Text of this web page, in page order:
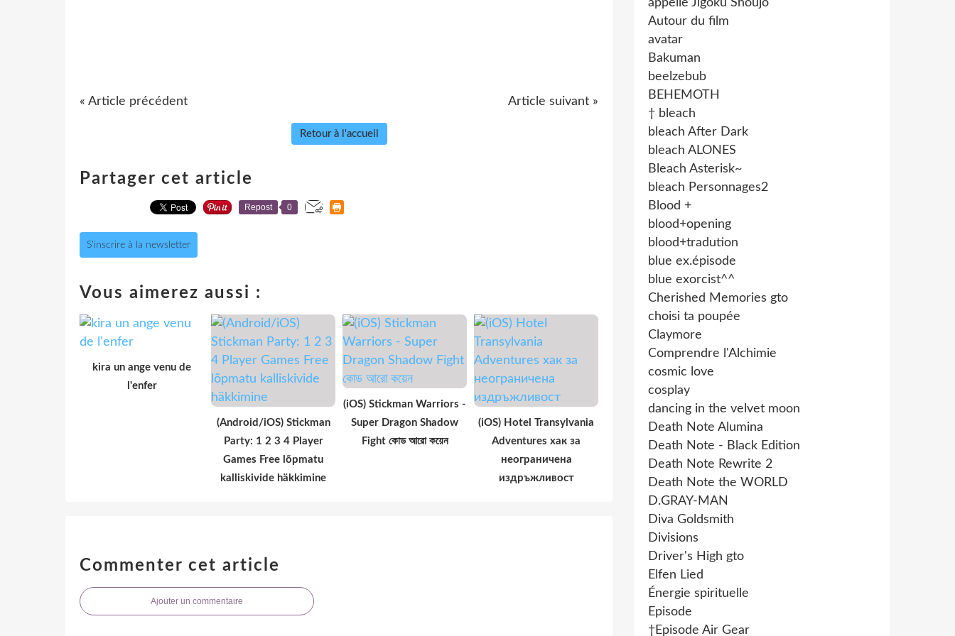
« Article précédent Article suivant »
Retour à l'accueil
Partager cet article
Repost 0
S'inscrire à la newsletter
Vous aimerez aussi :
kira un ange venu de
l'enfer
(Android/iOS) Stickman
Party: 1 2 3 4 Player
Games Free lõpmatu
kalliskivide häkkimine
(iOS) Stickman Warriors -
Super Dragon Shadow
Fight কোড আরো কয়েন
(iOS) Hotel Transylvania
Adventures хак за
неограничена
издръжливост
Commenter cet article
Ajouter un commentaire
appelle Jigoku Shoujo
Autour du film
avatar
Bakuman
beelzebub
BEHEMOTH
† bleach
bleach After Dark
bleach ALONES
Bleach Asterisk~
bleach Personnages2
Blood +
blood+opening
blood+tradution
blue ex.épisode
blue exorcist^^
Cherished Memories gto
choisi ta poupée
Claymore
Comprendre l'Alchimie
cosmic love
cosplay
dancing in the velvet moon
Death Note Alumina
Death Note - Black Edition
Death Note Rewrite 2
Death Note the WORLD
D.GRAY-MAN
Diva Goldsmith
Divisions
Driver's High gto
Elfen Lied
Énergie spirituelle
Episode
†Episode Air Gear